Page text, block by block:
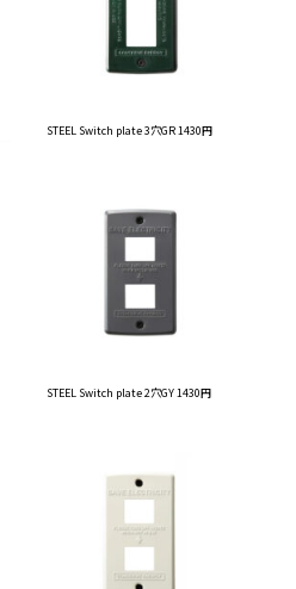
STEEL Switch plate 3穴GR 1430円
STEEL Switch plate 2穴GY 1430円